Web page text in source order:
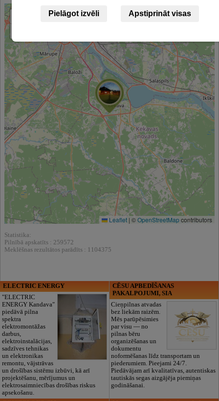
Leaflet | ©OpenStreetMapcontributors
Statistika:
Pilnībā apskatīts : 259572
Meklēšnas rezultātos parādīts : 1104375
ELECTRIC ENERGY
"ELECTRIC
ENERGY Kandava"
piedāvā pilna
spektra
elektromontāžas
darbus,
elektroinstalācijas,
sadzīves tehnikas
un elektronikas
remontu, vājstrāvas
un drošības sistēmu izbūvi, kā arī
projektēšanu, mērījumus un
elektrosaimniecības drošības riskus
apsekošanu.
CĒSU APBEDĪŠANAS
PAKALPOJUMI, SIA
Cieņpilnas atvadas
bez liekām raizēm.
Mēs parūpēsimies
par visu — no
pilnas bēru
organizēšanas un
dokumentu
noformēšanas līdz transportam un
piederumiem. Pieejami 24/7.
Piedāvājam arī kvalitatīvas, autentiskas
tautiskās segas aizgājēja piemiņas
godināšanai.
Pielāgot izvēli Apstiprināt visas